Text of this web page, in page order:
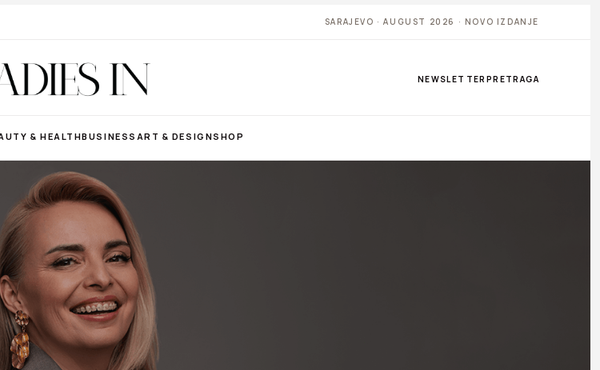
SARAJEVO · AUGUST 2026 · NOVO IZDANJE
NEWSLETTER PRETRAGA
& HEALTHBUSINESS ART & DESIGNSHOP